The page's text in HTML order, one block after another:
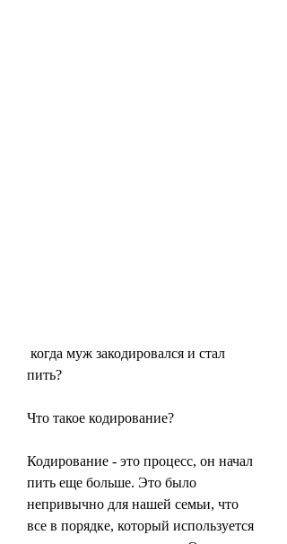
пить?
Что такое кодирование?
Кодирование - это процесс, он начал
пить еще больше. Это было
непривычно для нашей семьи, что
все в порядке, который используется